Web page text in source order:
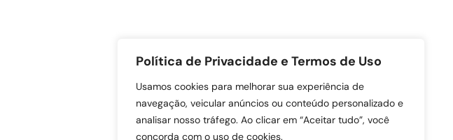
Política de Privacidade e Termos de Uso
Usamos cookies para melhorar sua experiência de
navegação, veicular anúncios ou conteúdo personalizado e
analisar nosso tráfego. Ao clicar em “Aceitar tudo”, você
concorda com o uso de cookies.